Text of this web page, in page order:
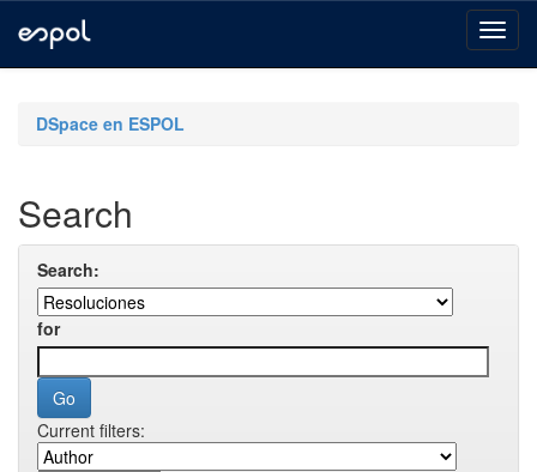
navigationDSpace en ESPOL
Search
Search:
for
Current filters: